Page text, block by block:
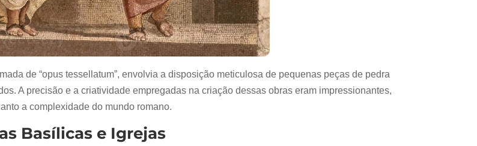
de “opus tessellatum”, envolvia a disposição meticulosa de pequenas peças de pedra
A precisão e a criatividade empregadas na criação dessas obras eram impressionantes,
a complexidade do mundo romano.
Basílicas e Igrejas